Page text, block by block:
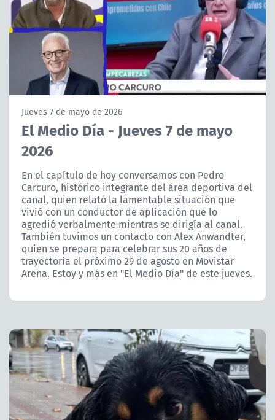
TVN PLAY
PROGRAMAS
TELESERIES
ACTUALIDAD Y TENDENCIAS
CORPORATIVO Y TRANSPARENCIA
CANAL DE DENUNCIAS
ÁREA DE PROYECTOS
Jueves 7 de mayo de 2026
El Medio Día - Jueves 7 de mayo
2026
En el capítulo de hoy conversamos con Pedro
Carcuro, histórico integrante del área deportiva del
canal, quien relató la lamentable situación que
vivió con un conductor de aplicación que lo
agredió verbalmente mientras se dirigía al canal.
También tuvimos un contacto con Alex Anwandter,
quien se prepara para celebrar sus 20 años de
trayectoria el próximo 29 de agosto en Movistar
Arena. Estoy y más en "El Medio Día" de este jueves.